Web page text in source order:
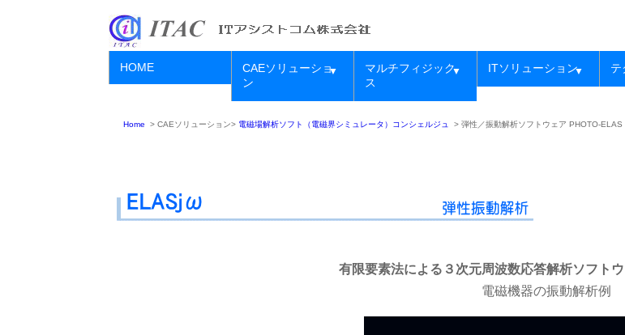
HOME
CAEソリューショ
ン
▼
マルチフィジック
ス
▼ ITソリューション▼ テ
Home > CAEソリューション> 電磁場解析ソフト（電磁界シミュレータ）コンシェルジュ > 弾性／振動解析ソフトウェア PHOTO-ELAS
有限要素法による３次元周波数応答解析ソフトウ
電磁機器の振動解析例